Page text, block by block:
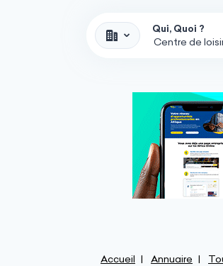
Qui, Quoi ?
Accueil Annuaire